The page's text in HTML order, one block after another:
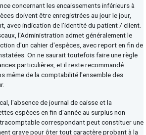
concernant les encaissements inférieurs à
doivent être enregistrées au jour le jour,
avec indication de l'identité du patient / client.
l'Administration admet généralement le
d'un cahier d'espèces, avec report en fin de
On ne saurait toutefois faire une règle
particulières, et il reste recommandé
même de la comptabilité l'ensemble des
l'absence de journal de caisse et la
espèces en fin d'année au surplus non
correspondant peut constituer une
grave pour ôter tout caractère probant à la